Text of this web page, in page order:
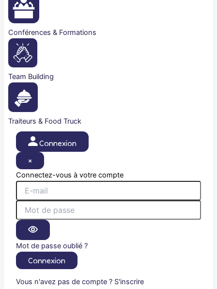
Conférences & Formations
Team Building
Traiteurs & Food Truck
Connexion
×
Connectez-vous à votre compte
Mot de passe oublié ?
Connexion
Vous n'avez pas de compte ? S'inscrire